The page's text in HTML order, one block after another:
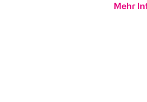
Mehr